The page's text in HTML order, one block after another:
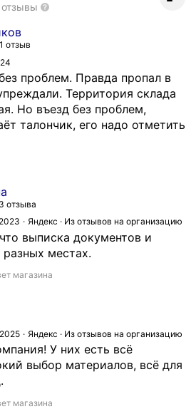
отзыв
проблем. Правда пропал в
Территория склада
Но въезд без проблем,
талончик, его надо отметить
отзыва
Яндекс · Из отзывов на организацию
выписка документов и
местах.
магазина
Яндекс · Из отзывов на организацию
У них есть всё
выбор материалов, всё для
магазина